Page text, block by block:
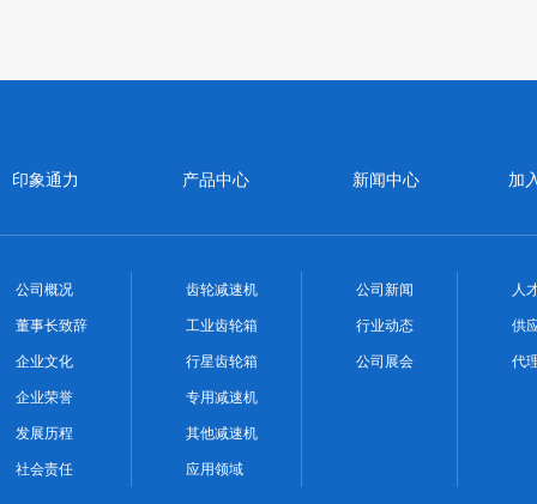
加
新闻中心
产品中心
印象通力
人
供
代
公司新闻
行业动态
公司展会
齿轮减速机
工业齿轮箱
行星齿轮箱
专用减速机
其他减速机
应用领域
公司概况
董事长致辞
企业文化
企业荣誉
发展历程
社会责任